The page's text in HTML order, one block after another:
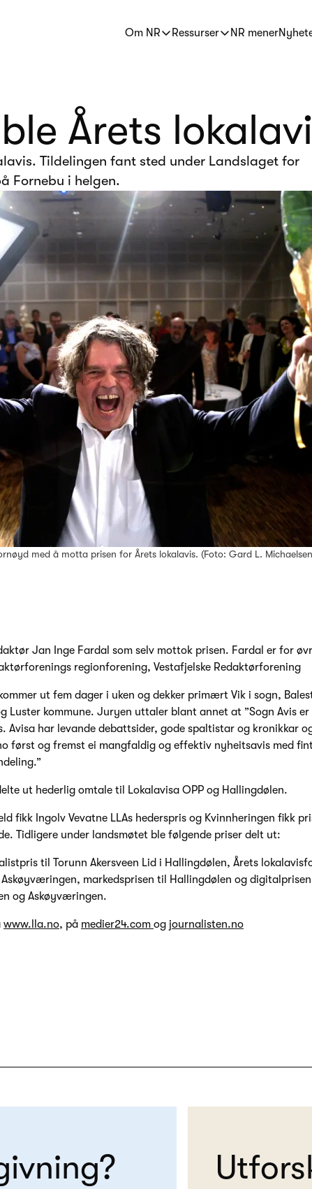
Om NR
Ressurser NR mener
Årets
Tildelingen fant sted under Landslaget for
Fornebu i helgen.
med å motta prisen for Årets lokalavis. (Foto: Gard L.
Jan Inge Fardal som selv mottok prisen. Fardal er for
regionforening, Vestafjelske Redaktørforening
ut fem dager i uken og dekker primært Vik i sogn,
Luster kommune. Juryen uttaler blant annet at ”Sogn Avis
Avisa har levande debattsider, gode spaltistar og kronikkar
først og fremst ei mangfaldig og effektiv nyheitsavis med
ut hederlig omtale til Lokalavisa OPP og Hallingdølen.
fikk Ingolv Vevatne LLAs hederspris og Kvinnheringen fikk
Tidligere under landsmøtet ble følgende priser delt ut:
til Torunn Akersveen Lid i Hallingdølen, Årets
Askøyværingen, markedsprisen til Hallingdølen og
og Askøyværingen.
www.lla.no, på medier24.com og journalisten.no